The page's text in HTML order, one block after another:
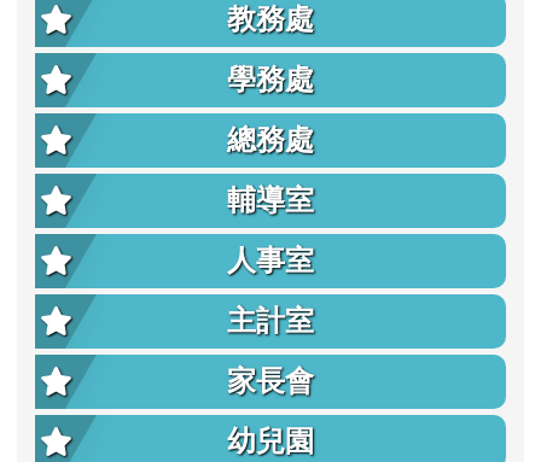
教務處
學務處
總務處
輔導室
人事室
主計室
家長會
幼兒園